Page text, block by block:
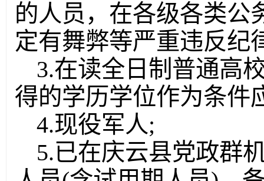
的人员，在各级各类公
定有舞弊等严重违反纪
3.在读全日制普通高
得的学历学位作为条件
4.现役军人;
5.已在庆云县党政群